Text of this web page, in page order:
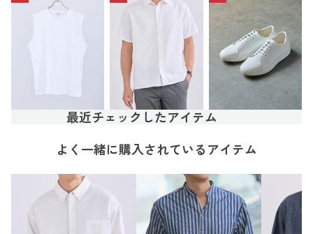
最近チェックしたアイテム
よく一緒に購入されているアイテム